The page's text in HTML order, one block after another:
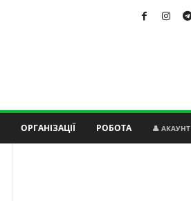
ОРГАНІЗАЦІЇ РОБОТА 👤 АКАУНТ